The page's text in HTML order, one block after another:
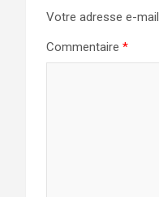
Votre adresse e-
Commentaire *